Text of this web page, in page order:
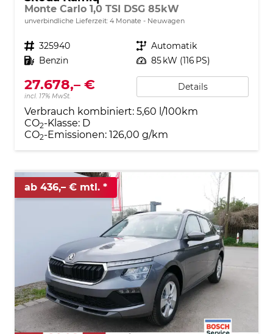
Monte Carlo 1,0 TSI DSG 85kW
unverbindliche Lieferzeit: 4 Monate Neuwagen
Fahrzeugnr. 325940 Getriebe Automatik
Kraftstoff Benzin Leistung 85 kW (116 PS)
27.678,– €
incl. 17% MwSt.
Details
Verbrauch kombiniert: 5,60 l/100km
CO2-Klasse: D
CO2-Emissionen: 126,00 g/km
ab 436,– € mtl.